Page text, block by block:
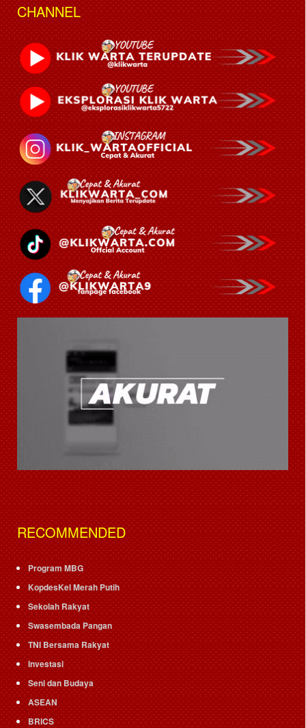
CHANNEL
RECOMMENDED
Program MBG
KopdesKel Merah Putih
Sekolah Rakyat
Swasembada Pangan
TNI Bersama Rakyat
Investasi
Seni dan Budaya
ASEAN
BRICS